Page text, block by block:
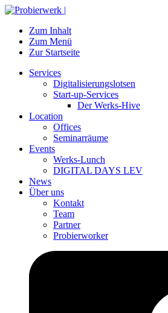
Zum Inhalt
Zum Menü
Zur Startseite
Services
Digitalisierungslotsen
Start-up-Services
Der Werks-Hive
Location
Offices
Seminarräume
Events
Werks-Lunch
DIGITAL DAYS LEV
News
Über uns
Kontakt
Team
Partner
Probierworker